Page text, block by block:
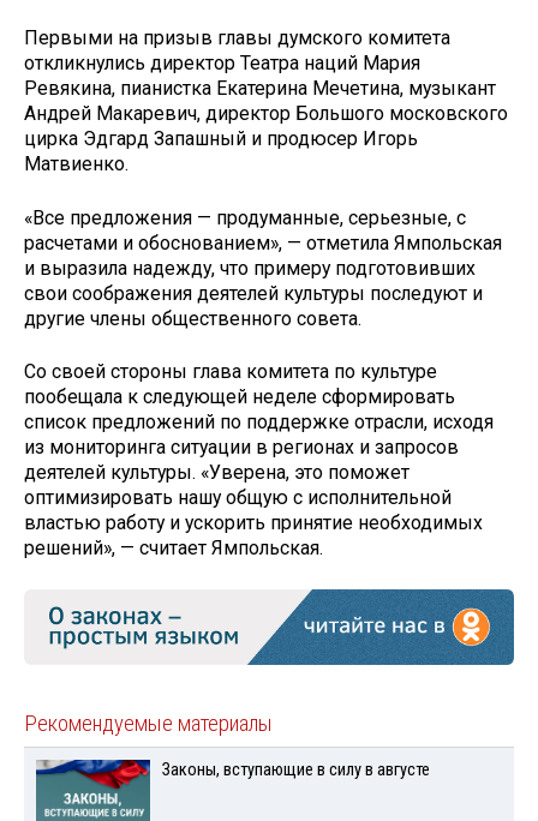
Первыми на призыв главы думского комитета
откликнулись директор Театра наций Мария
Ревякина, пианистка Екатерина Мечетина, музыкант
Андрей Макаревич, директор Большого московского
цирка Эдгард Запашный и продюсер Игорь
Матвиенко.
«Все предложения — продуманные, серьезные, с
расчетами и обоснованием», — отметила Ямпольская
и выразила надежду, что примеру подготовивших
свои соображения деятелей культуры последуют и
другие члены общественного совета.
Со своей стороны глава комитета по культуре
пообещала к следующей неделе сформировать
список предложений по поддержке отрасли, исходя
из мониторинга ситуации в регионах и запросов
деятелей культуры. «Уверена, это поможет
оптимизировать нашу общую с исполнительной
властью работу и ускорить принятие необходимых
решений», — считает Ямпольская.
Рекомендуемые материалы
Законы, вступающие в силу в августе